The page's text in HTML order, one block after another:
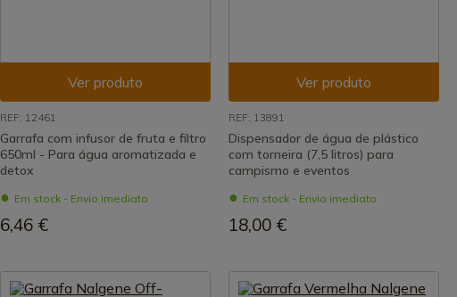
Ver produto
REF: 12461
Garrafa com infusor de fruta e filtro
650ml - Para água aromatizada e
detox
Em stock - Envio imediato
6,46 €
Ver produto
REF: 13891
Dispensador de água de plástico
com torneira (7,5 litros) para
campismo e eventos
Em stock - Envio imediato
18,00 €